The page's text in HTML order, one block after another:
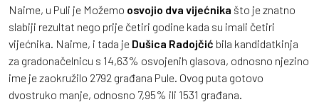
Naime, u Puli je Možemo osvojio dva vijećnika što je znatno
slabiji rezultat nego prije četiri godine kada su imali četiri
vijećnika. Naime, i tada je Dušica Radojčić bila kandidatkinja
za gradonačelnicu s 14,63% osvojenih glasova, odnosno njezino
ime je zaokružilo 2792 građana Pule. Ovog puta gotovo
dvostruko manje, odnosno 7,95% ili 1531 građana.